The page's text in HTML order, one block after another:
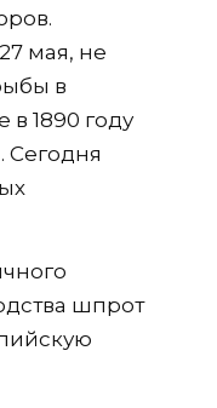
мая, не
в
1890 году
Сегодня
шпрот